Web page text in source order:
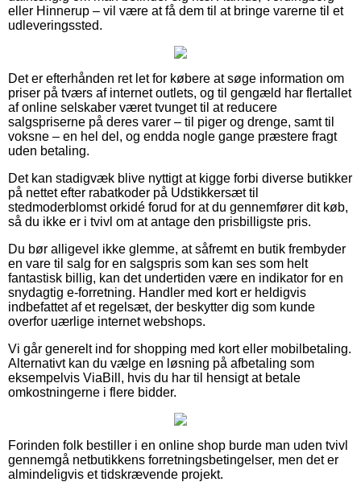
eller Hinnerup – vil være at få dem til at bringe varerne til et
udleveringssted.
Det er efterhånden ret let for købere at søge information om
priser på tværs af internet outlets, og til gengæld har flertallet
af online selskaber været tvunget til at reducere
salgspriserne på deres varer – til piger og drenge, samt til
voksne – en hel del, og endda nogle gange præstere fragt
uden betaling.
Det kan stadigvæk blive nyttigt at kigge forbi diverse butikker
på nettet efter rabatkoder på Udstikkersæt til
stedmoderblomst orkidé forud for at du gennemfører dit køb,
så du ikke er i tvivl om at antage den prisbilligste pris.
Du bør alligevel ikke glemme, at såfremt en butik frembyder
en vare til salg for en salgspris som kan ses som helt
fantastisk billig, kan det undertiden være en indikator for en
snydagtig e-forretning. Handler med kort er heldigvis
indbefattet af et regelsæt, der beskytter dig som kunde
overfor uærlige internet webshops.
Vi går generelt ind for shopping med kort eller mobilbetaling.
Alternativt kan du vælge en løsning på afbetaling som
eksempelvis ViaBill, hvis du har til hensigt at betale
omkostningerne i flere bidder.
Forinden folk bestiller i en online shop burde man uden tvivl
gennemgå netbutikkens forretningsbetingelser, men det er
almindeligvis et tidskrævende projekt.